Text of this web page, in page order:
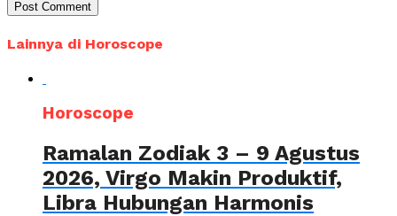
Lainnya di Horoscope
Horoscope
Ramalan Zodiak 3 – 9 Agustus
2026, Virgo Makin Produktif,
Libra Hubungan Harmonis